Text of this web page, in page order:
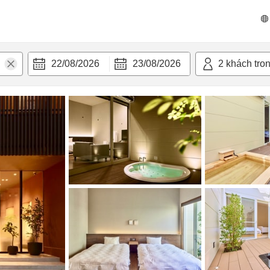
22/08/2026 23/08/2026 2 khách
nghi